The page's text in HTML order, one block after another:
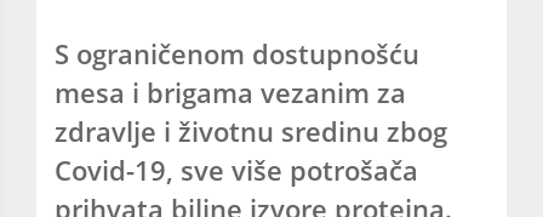
S ograničenom dostupnošću
mesa i brigama vezanim za
zdravlje i životnu sredinu zbog
Covid-19, sve više potrošača
prihvata biljne izvore proteina.